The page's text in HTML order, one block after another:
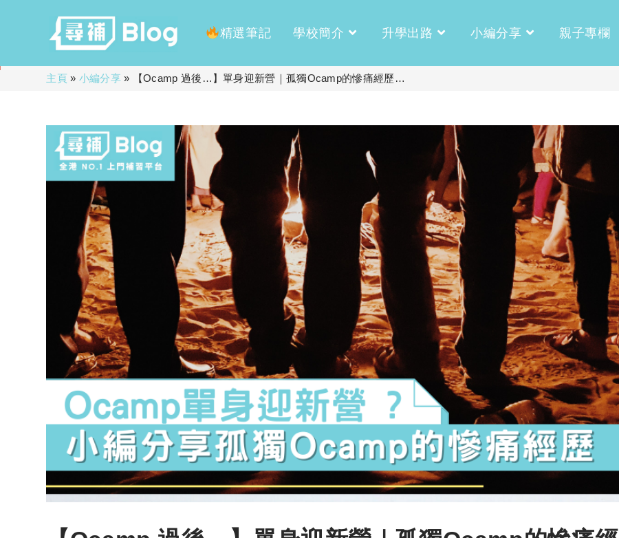
精選筆記 學校簡介 升學出路 小編分享 親子專欄
主頁» 小編分享» 【Ocamp 過後…】單身迎新營｜孤獨Ocamp的慘痛經歷…